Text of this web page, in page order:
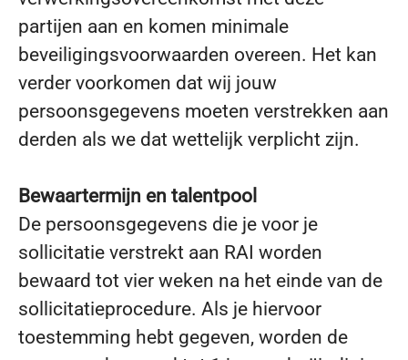
partijen aan en komen minimale
beveiligingsvoorwaarden overeen. Het kan
verder voorkomen dat wij jouw
persoonsgegevens moeten verstrekken aan
derden als we dat wettelijk verplicht zijn.
Bewaartermijn en talentpool
De persoonsgegevens die je voor je
sollicitatie verstrekt aan RAI worden
bewaard tot vier weken na het einde van de
sollicitatieprocedure. Als je hiervoor
toestemming hebt gegeven, worden de